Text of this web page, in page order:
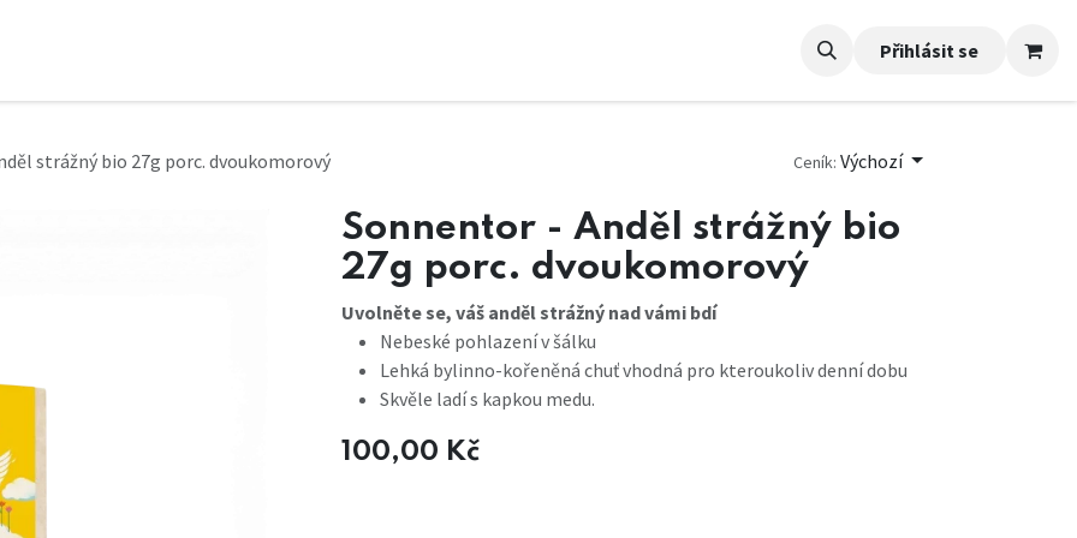
Přihlásit se
strážný bio 27g porc. dvoukomorový Ceník: Výchozí
Sonnentor - Anděl strážný bio
27g porc. dvoukomorový
Uvolněte se, váš anděl strážný nad vámi bdí
Nebeské pohlazení v šálku
Lehká bylinno-kořeněná chuť vhodná pro kteroukoliv denní dobu
Skvěle ladí s kapkou medu.
100,00 Kč